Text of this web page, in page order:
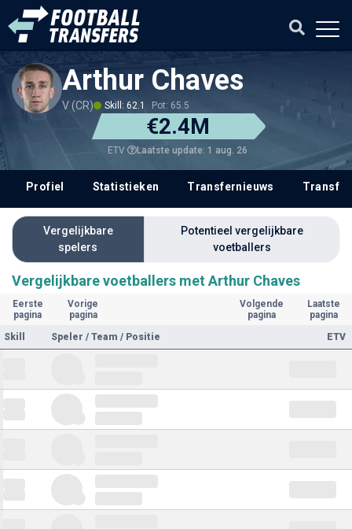
Arthur Chaves
V (CR) Skill: 62.1 Pot: 65.5
€2.4M
ETV Laatste update: 1 aug. 26
Profiel Statistieken Transfernieuws
Vergelijkbare
spelers
Potentieel vergelijkbare
voetballers
Vergelijkbare voetballers met Arthur Chaves
Eerste
pagina
Vorige
pagina
Volgende
pagina
Laatste
pagina
Skill
Speler / Team / Positie ETV